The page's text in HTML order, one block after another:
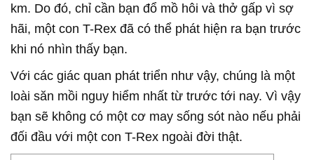
km. Do đó, chỉ cần bạn đổ mồ hôi và thở gấp vì sợ
hãi, một con T-Rex đã có thể phát hiện ra bạn trước
khi nó nhìn thấy bạn.
Với các giác quan phát triển như vậy, chúng là một
loài săn mồi nguy hiểm nhất từ trước tới nay. Vì vậy
bạn sẽ không có một cơ may sống sót nào nếu phải
đối đầu với một con T-Rex ngoài đời thật.